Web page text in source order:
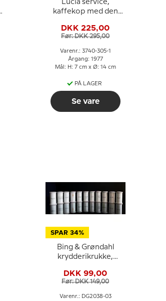
Lucia service,
kaffekop med den
Grøndahl
DKK 225,00
Før: DKK 295,00
Varenr.: 3740-305-1
Årgang: 1977
Mål: H: 7 cm x Ø: 14 cm
PÅ LAGER
Se vare
SPAR 34%
Bing & Grøndahl
krydderikrukke,
DKK 99,00
Før: DKK 149,00
Varenr.: DG2038-03